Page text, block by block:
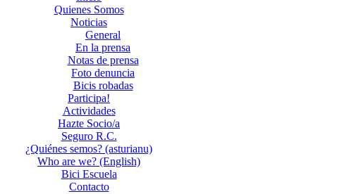
Quienes Somos
Noticias
General
En la prensa
Notas de prensa
Foto denuncia
Bicis robadas
Participa!
Actividades
Hazte Socio/a
Seguro R.C.
¿Quiénes semos? (asturianu)
Who are we? (English)
Bici Escuela
Contacto